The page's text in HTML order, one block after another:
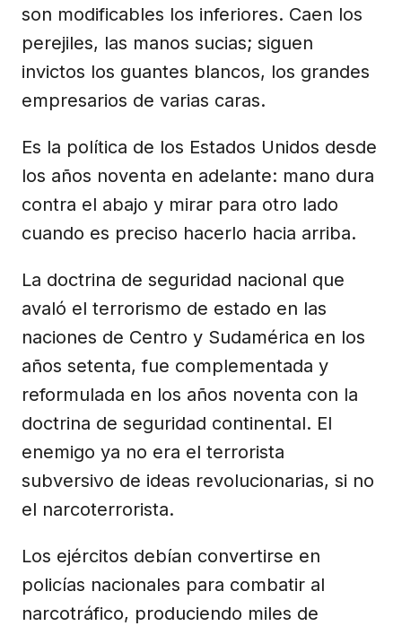
son modificables los inferiores. Caen los
perejiles, las manos sucias; siguen
invictos los guantes blancos, los grandes
empresarios de varias caras.
Es la política de los Estados Unidos desde
los años noventa en adelante: mano dura
contra el abajo y mirar para otro lado
cuando es preciso hacerlo hacia arriba.
La doctrina de seguridad nacional que
avaló el terrorismo de estado en las
naciones de Centro y Sudamérica en los
años setenta, fue complementada y
reformulada en los años noventa con la
doctrina de seguridad continental. El
enemigo ya no era el terrorista
subversivo de ideas revolucionarias, si no
el narcoterrorista.
Los ejércitos debían convertirse en
policías nacionales para combatir al
narcotráfico, produciendo miles de